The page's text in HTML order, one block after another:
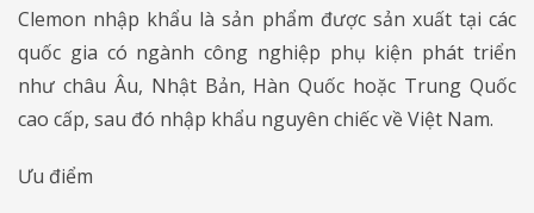
​​​​​​​Clemon nhập khẩu là sản phẩm được sản xuất tại các
quốc gia có ngành công nghiệp phụ kiện phát triển
như châu Âu, Nhật Bản, Hàn Quốc hoặc Trung Quốc
cao cấp, sau đó nhập khẩu nguyên chiếc về Việt Nam.
Ưu điểm